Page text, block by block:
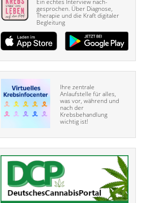
Ein echtes Interview nach­
gesprochen. Über Diagnose,
Therapie und die Kraft digitaler
Begleitung
Ihre zentrale
Anlaufstelle für alles,
was vor, während und
nach der
Krebsbehandlung
wichtig ist!